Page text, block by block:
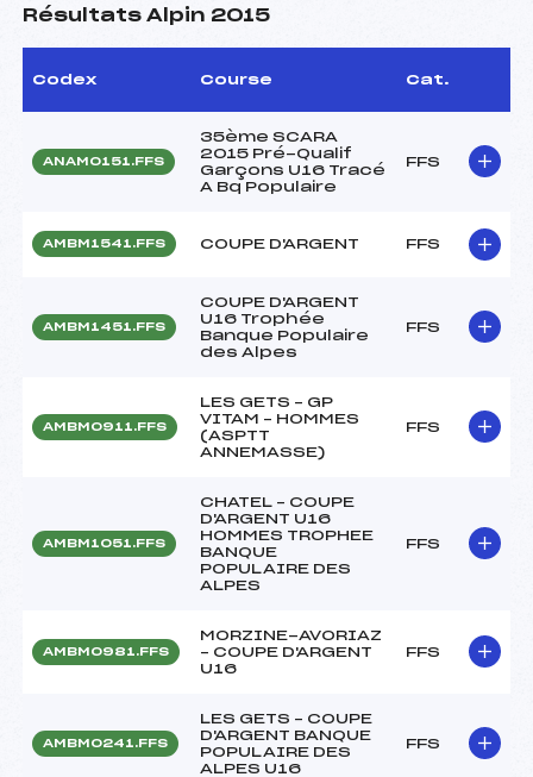
Résultats Alpin 2015
Codex Course Cat.
ANAM0151.FFS
35ème SCARA
2015 Pré-Qualif
Garçons U16 Tracé
A Bq Populaire
FFS
AMBM1541.FFS COUPE D'ARGENT FFS
AMBM1451.FFS
COUPE D'ARGENT
U16 Trophée
Banque Populaire
des Alpes
FFS
AMBM0911.FFS
LES GETS – GP
VITAM – HOMMES
(ASPTT
ANNEMASSE)
FFS
AMBM1051.FFS
CHATEL – COUPE
D'ARGENT U16
HOMMES TROPHEE
BANQUE
POPULAIRE DES
ALPES
FFS
AMBM0981.FFS
MORZINE-AVORIAZ
– COUPE D'ARGENT
U16
FFS
AMBM0241.FFS
LES GETS – COUPE
D'ARGENT BANQUE
POPULAIRE DES
ALPES U16
FFS